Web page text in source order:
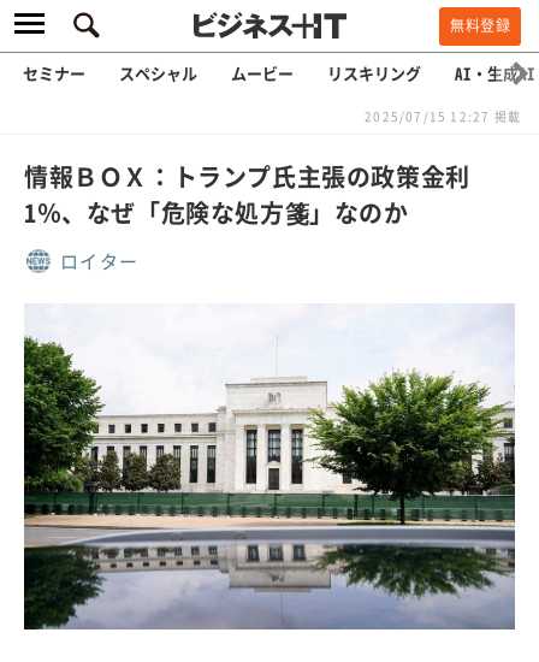
無料登録
セミナー スペシャル ムービー リスキリング AI・生成AI
2025/07/15 12:27 掲載
情報ＢＯＸ：トランプ氏主張の政策金利
1％、なぜ「危険な処方箋」なのか
ロイター